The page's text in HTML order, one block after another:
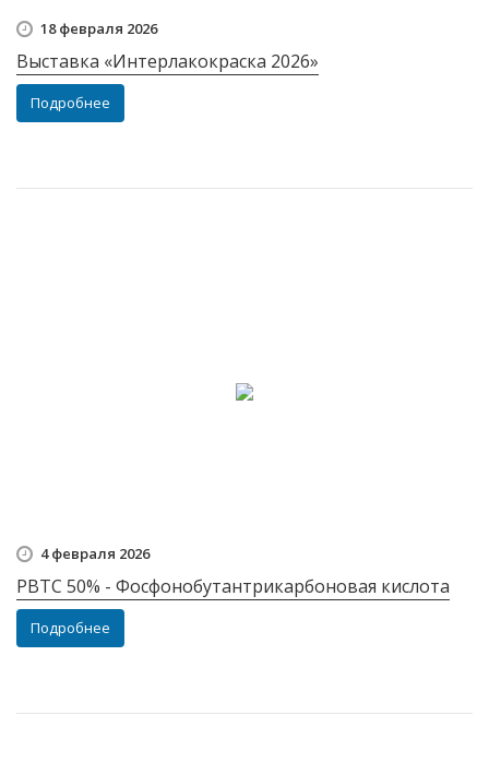
18 февраля 2026
Выставка «Интерлакокраска 2026»
Подробнее
4 февраля 2026
РВТС 50% - Фосфонобутантрикарбоновая кислота
Подробнее